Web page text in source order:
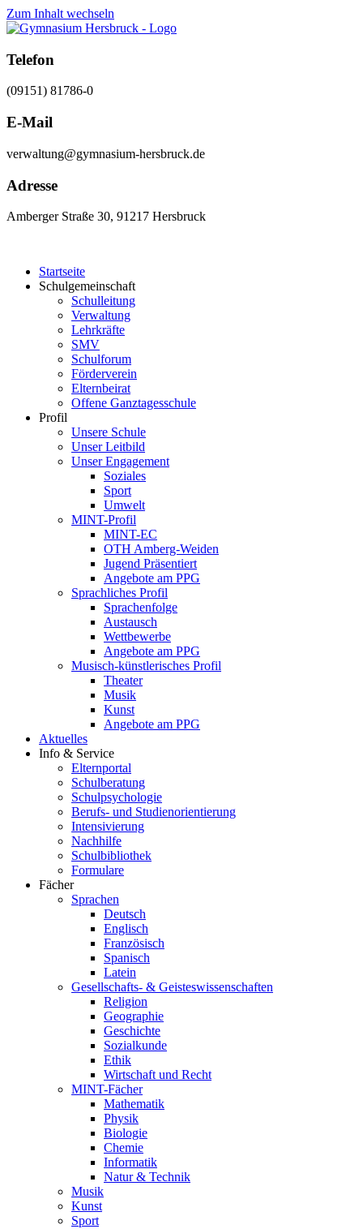
Zum Inhalt wechseln
Telefon
(09151) 81786-0
E-Mail
verwaltung@gymnasium-hersbruck.de
Adresse
Amberger Straße 30, 91217 Hersbruck
Startseite
Schulgemeinschaft
Schulleitung
Verwaltung
Lehrkräfte
SMV
Schulforum
Förderverein
Elternbeirat
Offene Ganztagesschule
Profil
Unsere Schule
Unser Leitbild
Unser Engagement
Soziales
Sport
Umwelt
MINT-Profil
MINT-EC
OTH Amberg-Weiden
Jugend Präsentiert
Angebote am PPG
Sprachliches Profil
Sprachenfolge
Austausch
Wettbewerbe
Angebote am PPG
Musisch-künstlerisches Profil
Theater
Musik
Kunst
Angebote am PPG
Aktuelles
Info & Service
Elternportal
Schulberatung
Schulpsychologie
Berufs- und Studienorientierung
Intensivierung
Nachhilfe
Schulbibliothek
Formulare
Fächer
Sprachen
Deutsch
Englisch
Französisch
Spanisch
Latein
Gesellschafts- & Geisteswissenschaften
Religion
Geographie
Geschichte
Sozialkunde
Ethik
Wirtschaft und Recht
MINT-Fächer
Mathematik
Physik
Biologie
Chemie
Informatik
Natur & Technik
Musik
Kunst
Sport